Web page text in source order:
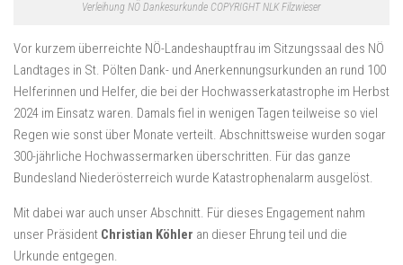
Verleihung NÖ Dankesurkunde COPYRIGHT NLK Filzwieser
Vor kurzem überreichte NÖ-Landeshauptfrau im Sitzungssaal des NÖ
Landtages in St. Pölten Dank- und Anerkennungsurkunden an rund 100
Helferinnen und Helfer, die bei der Hochwasserkatastrophe im Herbst
2024 im Einsatz waren. Damals fiel in wenigen Tagen teilweise so viel
Regen wie sonst über Monate verteilt. Abschnittsweise wurden sogar
300-jährliche Hochwassermarken überschritten. Für das ganze
Bundesland Niederösterreich wurde Katastrophenalarm ausgelöst.
Mit dabei war auch unser Abschnitt. Für dieses Engagement nahm
unser Präsident Christian Köhler an dieser Ehrung teil und die
Urkunde entgegen.